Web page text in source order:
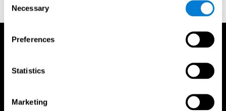
Selection
Necessary
Preferences
Statistics
Marketing